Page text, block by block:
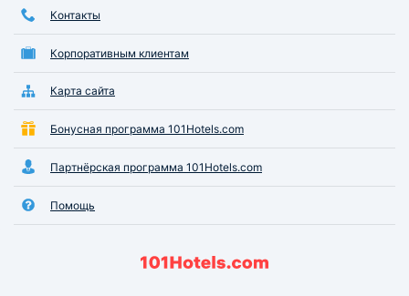
Контакты
Корпоративным клиентам
Карта сайта
Бонусная программа 101Hotels.com
Партнёрская программа 101Hotels.com
Помощь